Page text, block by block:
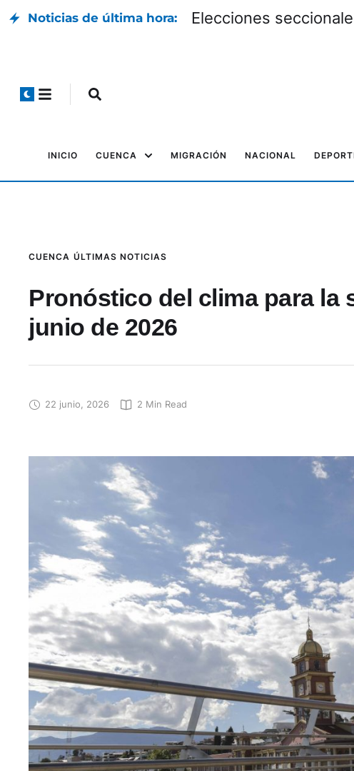
Noticias de última hora: Elecciones
INICIO CUENCA MIGRACIÓN NACIONAL
CUENCA ÚLTIMAS NOTICIAS
Pronóstico del clima para la
junio de 2026
22 junio, 2026 2 Min Read